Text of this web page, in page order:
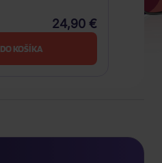
24,90 €
DO KOŠÍKA